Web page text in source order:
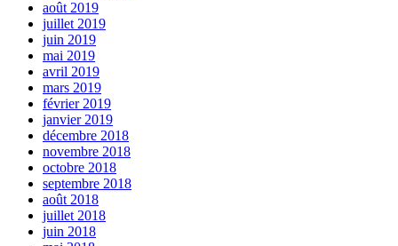
août 2019
juillet 2019
juin 2019
mai 2019
avril 2019
mars 2019
février 2019
janvier 2019
décembre 2018
novembre 2018
octobre 2018
septembre 2018
août 2018
juillet 2018
juin 2018